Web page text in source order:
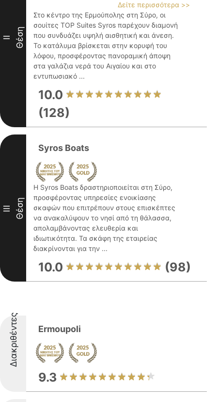
II Θέση
Δείτε περισσότερα >>
Στο κέντρο της Ερμούπολης στη Σύρο, οι
σουίτες TOP Suites Syros παρέχουν διαμονή
που συνδυάζει υψηλή αισθητική και άνεση.
Το κατάλυμα βρίσκεται στην κορυφή του
λόφου, προσφέροντας πανοραμική άποψη
στα γαλάζια νερά του Αιγαίου και στο
εντυπωσιακό ...
10.0
(128)
III Θέση
Syros Boats
Η Syros Boats δραστηριοποιείται στη Σύρο,
προσφέροντας υπηρεσίες ενοικίασης
σκαφών που επιτρέπουν στους επισκέπτες
να ανακαλύψουν το νησί από τη θάλασσα,
απολαμβάνοντας ελευθερία και
ιδιωτικότητα. Τα σκάφη της εταιρείας
διακρίνονται για την ...
10.0 (98)
Διακριθέντες Ermoupoli
9.3